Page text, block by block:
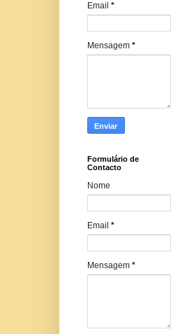
Email *
Mensagem *
Formulário de
Contacto
Nome
Email *
Mensagem *